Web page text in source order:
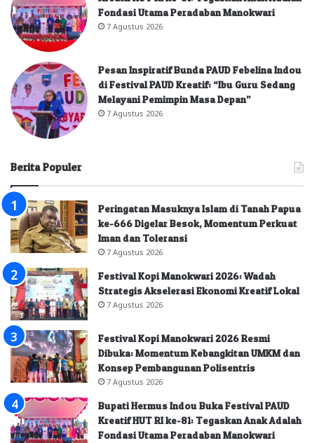
Fondasi Utama Peradaban Manokwari
7 Agustus 2026
Pesan Inspiratif Bunda PAUD Febelina Indou
di Festival PAUD Kreatif: “Ibu Guru Sedang
Melayani Pemimpin Masa Depan”
7 Agustus 2026
Berita Populer
Peringatan Masuknya Islam di Tanah Papua
ke-666 Digelar Besok, Momentum Perkuat
Iman dan Toleransi
7 Agustus 2026
Festival Kopi Manokwari 2026: Wadah
Strategis Akselerasi Ekonomi Kreatif Lokal
7 Agustus 2026
Festival Kopi Manokwari 2026 Resmi
Dibuka: Momentum Kebangkitan UMKM dan
Konsep Pembangunan Polisentris
7 Agustus 2026
Bupati Hermus Indou Buka Festival PAUD
Kreatif HUT RI ke-81: Tegaskan Anak Adalah
Fondasi Utama Peradaban Manokwari